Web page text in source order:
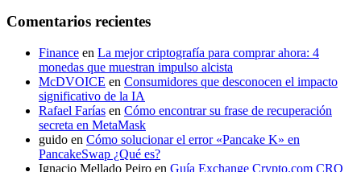
Comentarios recientes
Finance en La mejor criptografía para comprar ahora: 4
monedas que muestran impulso alcista
McDVOICE en Consumidores que desconocen el impacto
significativo de la IA
Rafael Farías en Cómo encontrar su frase de recuperación
secreta en MetaMask
guido en Cómo solucionar el error «Pancake K» en
PancakeSwap ¿Qué es?
Ignacio Mellado Peiro en Guía Exchange Crypto.com CRO